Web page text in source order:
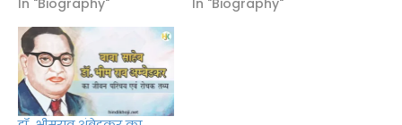
डॉ. भीमराव अंबेडकर का